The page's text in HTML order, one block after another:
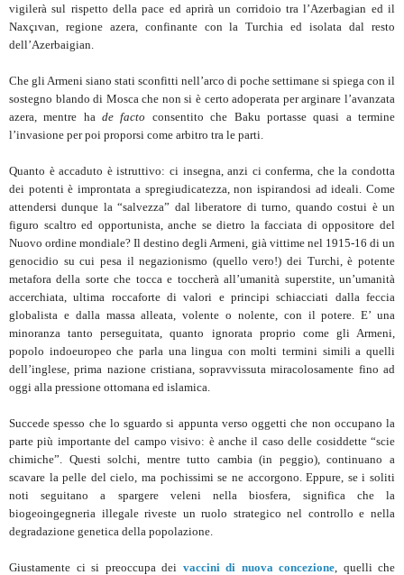
vigilerà sul rispetto della pace ed aprirà un corridoio tra l’Azerbagian ed il
Naxçıvan, regione azera, confinante con la Turchia ed isolata dal resto
dell’Azerbaigian.
Che gli Armeni siano stati sconfitti nell’arco di poche settimane si spiega con il
sostegno blando di Mosca che non si è certo adoperata per arginare l’avanzata
azera, mentre hade facto consentito che Baku portasse quasi a termine
l’invasione per poi proporsi come arbitro tra le parti.
Quanto è accaduto è istruttivo: ci insegna, anzi ci conferma, che la condotta
dei potenti è improntata a spregiudicatezza, non ispirandosi ad ideali. Come
attendersi dunque la “salvezza” dal liberatore di turno, quando costui è un
figuro scaltro ed opportunista, anche se dietro la facciata di oppositore del
Nuovo ordine mondiale? Il destino degli Armeni, già vittime nel 1915-16 di un
genocidio su cui pesa il negazionismo (quello vero!) dei Turchi, è potente
metafora della sorte che tocca e toccherà all’umanità superstite, un’umanità
accerchiata, ultima roccaforte di valori e principi schiacciati dalla feccia
globalista e dalla massa alleata, volente o nolente, con il potere. E’ una
minoranza tanto perseguitata, quanto ignorata proprio come gli Armeni,
popolo indoeuropeo che parla una lingua con molti termini simili a quelli
dell’inglese, prima nazione cristiana, sopravvissuta miracolosamente fino ad
oggi alla pressione ottomana ed islamica.
Succede spesso che lo sguardo si appunta verso oggetti che non occupano la
parte più importante del campo visivo: è anche il caso delle cosiddette “scie
chimiche”. Questi solchi, mentre tutto cambia (in peggio), continuano a
scavare la pelle del cielo, ma pochissimi se ne accorgono. Eppure, se i soliti
noti seguitano a spargere veleni nella biosfera, significa che la
biogeoingegneria illegale riveste un ruolo strategico nel controllo e nella
degradazione genetica della popolazione.
Giustamente ci si preoccupa dei vaccini di nuova concezione , quelli che